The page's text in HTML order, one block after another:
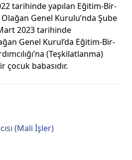
tarihinde yapılan Eğitim-Bir-
Genel Kurulu’nda Şube
2023 tarihinde
Genel Kurul’da Eğitim-Bir-
(Teşkilatlanma)
çocuk babasıdır.
(Mali İşler)